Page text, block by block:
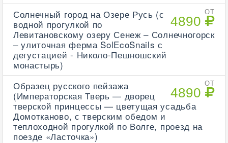
ОТ
4890
Солнечный город на Озере Русь (с
водной прогулкой по
Левитановскому озеру Сенеж – Солнечногорск
– улиточная ферма SolEcoSnails с
дегустацией - Николо-Пешношский
монастырь)
ОТ
4890
Образец русского пейзажа
(Императорская Тверь — дворец
тверской принцессы — цветущая усадьба
Домотканово, с тверским обедом и
теплоходной прогулкой по Волге, проезд на
поезде «Ласточка»)